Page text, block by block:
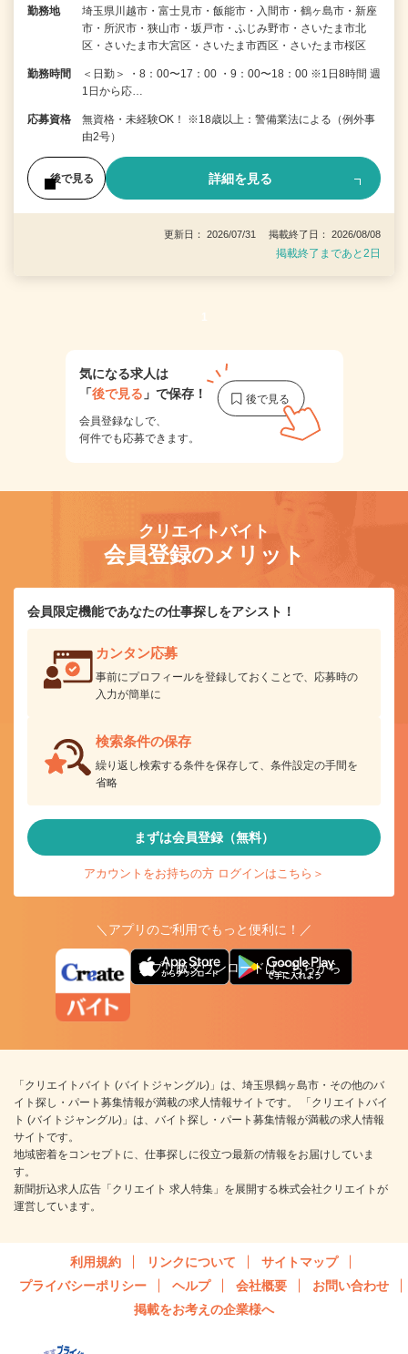
勤務地
埼玉県川越市・富士見市・飯能市・入間市・鶴ヶ島市・新座
市・所沢市・狭山市・坂戸市・ふじみ野市・さいたま市北
区・さいたま市大宮区・さいたま市西区・さいたま市桜区
勤務時間
＜日勤＞ ・8：00〜17：00 ・9：00〜18：00 ※1日8時間 週
1日から応…
応募資格
無資格・未経験OK！ ※18歳以上：警備業法による（例外事
由2号）
後で見る 詳細を見る
更新日： 2026/07/31 掲載終了日： 2026/08/08
掲載終了まであと2日
1
気になる求人は
「後で見る 」で保存！
会員登録なしで、
何件でも応募できます。
クリエイトバイト
会員登録のメリット
会員限定機能であなたの仕事探しをアシスト！
カンタン応募
事前にプロフィールを登録しておくことで、応募時の
入力が簡単に
検索条件の保存
繰り返し検索する条件を保存して、条件設定の手間を
省略
まずは会員登録（無料）
アカウントをお持ちの方 ログインはこちら＞
＼アプリのご利用でもっと便利に！／
アプリ版ダウンロードはこちらから
「クリエイトバイト (バイトジャングル)」は、埼玉県鶴ヶ島市・その他のバ
イト探し・パート募集情報が満載の求人情報サイトです。 「クリエイトバイ
ト (バイトジャングル)」は、バイト探し・パート募集情報が満載の求人情報
サイトです。
地域密着をコンセプトに、仕事探しに役立つ最新の情報をお届けしていま
す。
新聞折込求人広告「クリエイト 求人特集」を展開する株式会社クリエイトが
運営しています。
利用規約 リンクについて
サイトマップ
プライバシーポリシー
ヘルプ 会社概要
お問い合わせ
掲載をお考えの企業様へ